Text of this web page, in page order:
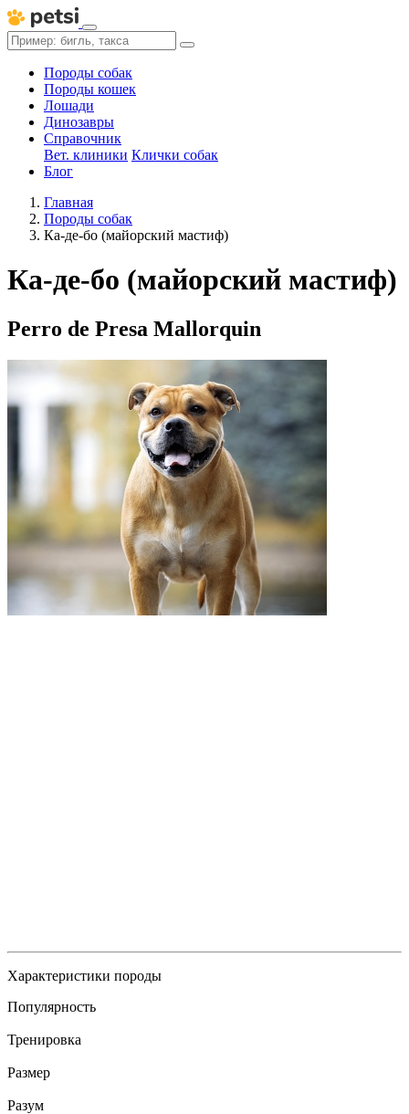
Породы собак
Породы кошек
Лошади
Динозавры
Справочник
Вет. клиники Клички собак
Блог
Главная
Породы собак
Ка-де-бо (майорский мастиф)
Ка-де-бо (майорский мастиф)
Perro de Presa Mallorquin
Характеристики породы
Популярность
Тренировка
Размер
Разум